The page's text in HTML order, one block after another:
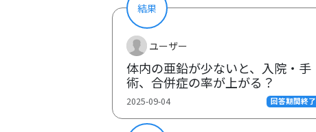
結果
ユーザー
体内の亜鉛が少ないと、入院・手
術、合併症の率が上がる？
2025-09-04 回答期間終了